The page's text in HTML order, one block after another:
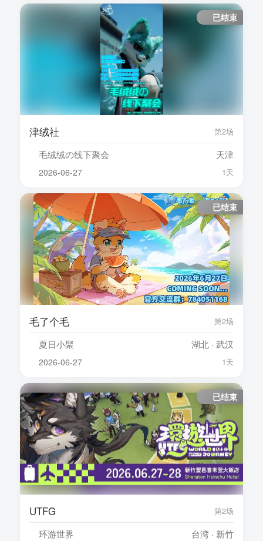
已结束
津绒社 第2场
毛绒绒の线下聚会 天津
2026-06-27 1天
已结束
毛了个毛 第2场
夏日小聚 湖北 · 武汉
2026-06-27 1天
已结束
UTFG 第2场
环游世界 台湾 · 新竹